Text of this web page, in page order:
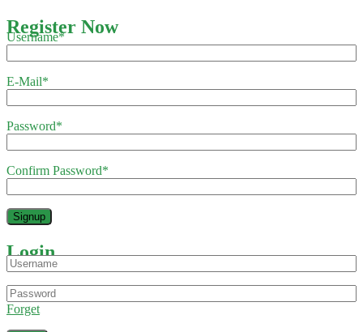
Register Now
Username*
E-Mail*
Password*
Confirm Password*
Login
Forget